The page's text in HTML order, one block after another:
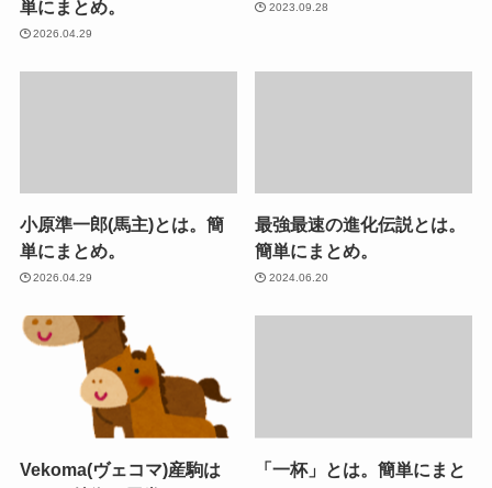
単にまとめ。
2026.04.29
2023.09.28
小原準一郎(馬主)とは。簡
単にまとめ。
2026.04.29
最強最速の進化伝説とは。
簡単にまとめ。
2024.06.20
Vekoma(ヴェコマ)産駒は
「一杯」とは。簡単にまと